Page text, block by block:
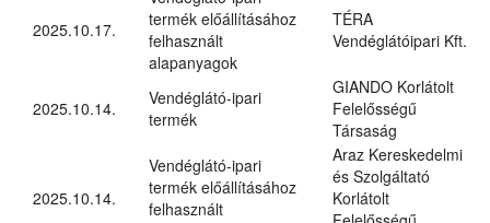
2025.10.17.
termék előállításához
felhasznált
alapanyagok
TÉRA
Vendéglátóipari Kft.
2025.10.14.
Vendéglátó-ipari
termék
GIANDO Korlátolt
Felelősségű
Társaság
2025.10.14.
Vendéglátó-ipari
termék előállításához
felhasznált
Araz Kereskedelmi
és Szolgáltató
Korlátolt